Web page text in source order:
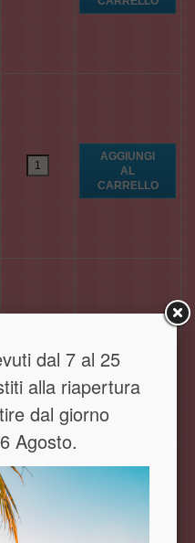
dal 7 al 25
alla riapertura
dal giorno
Agosto.